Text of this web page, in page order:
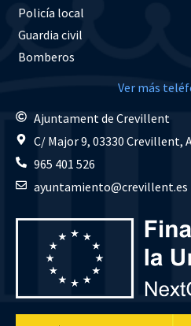
Policía local
Guardia civil
Bomberos
Ver más
Ajuntament de Crevillent
C/ Major 9, 03330 Crevillent,
965 401 526
ayuntamiento@crevillent.es